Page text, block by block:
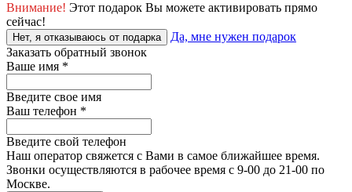
Внимание! Этот подарок Вы можете активировать прямо
сейчас!
Нет, я отказываюсь от подарка
Да, мне нужен подарок
Заказать обратный звонок
Ваше имя *
Введите свое имя
Ваш телефон *
Введите свой телефон
Наш оператор свяжется с Вами в самое ближайшее время.
Звонки осуществляются в рабочее время с 9-00 до 21-00 по
Москве.